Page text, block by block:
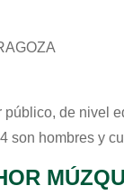
público, de nivel
son hombres y